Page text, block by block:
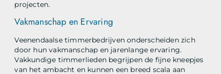
projecten.
Vakmanschap en Ervaring
Veenendaalse timmerbedrijven onderscheiden zich
door hun vakmanschap en jarenlange ervaring.
Vakkundige timmerlieden begrijpen de fijne kneepjes
van het ambacht en kunnen een breed scala aan